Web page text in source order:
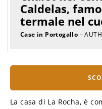
Caldelas,
termale nel
Case in Portogallo –
La casa di La Rocha, è